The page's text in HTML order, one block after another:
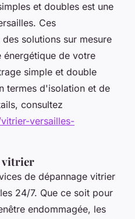
et doubles est une
Ces
solutions sur mesure
de votre
simple et double
termes d'isolation et de
consultez
versailles-
vitrier
de dépannage vitrier
24/7. Que ce soit pour
endommagée, les